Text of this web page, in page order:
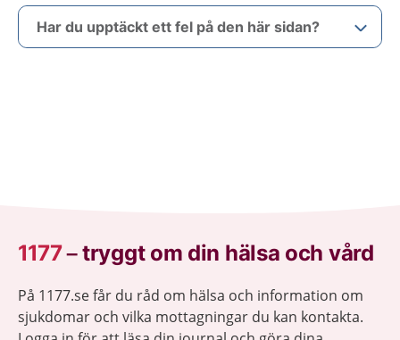
Har du upptäckt ett fel på den här sidan?
1177–tryggt om din hälsa och vård
På 1177.se får du råd om hälsa och information om
sjukdomar och vilka mottagningar du kan kontakta.